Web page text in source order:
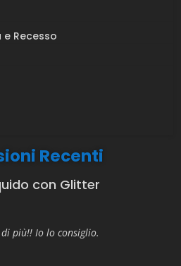
e Recesso
Recenti
con Glitter
più!! Io lo consiglio.